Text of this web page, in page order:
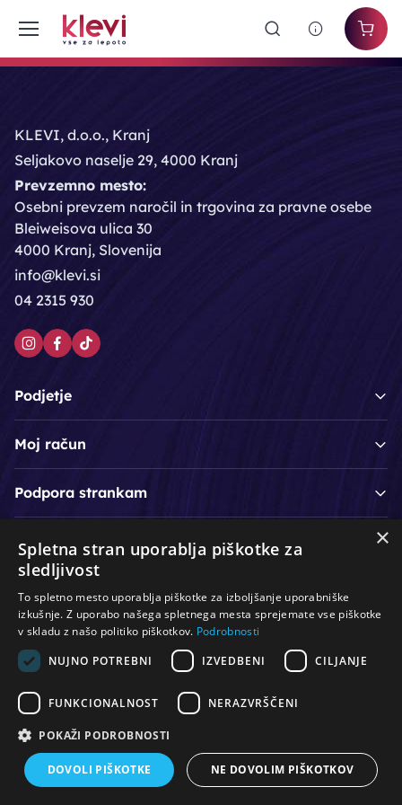
KLEVI, d.o.o., Kranj
Seljakovo naselje 29, 4000 Kranj
Prevzemno mesto:
Osebni prevzem naročil in trgovina za pravne osebe
Bleiweisova ulica 30
4000 Kranj, Slovenija
info@klevi.si
04 2315 930
Podjetje
Moj račun
Podpora strankam
Lasje & nega las Roke & nohti /
Oprema za salone / Čistoča & zaščita / Ostalo
×
Spletna stran uporablja piškotke za
sledljivost
To spletno mesto uporablja piškotke za izboljšanje uporabniške
izkušnje. Z uporabo našega spletnega mesta sprejemate vse piškotke
v skladu z našo politiko piškotkov. Podrobnosti
NUJNO POTREBNI
IZVEDBENI CILJANJE
FUNKCIONALNOST NERAZVRŠČENI
POKAŽI PODROBNOSTI
DOVOLI PIŠKOTKE NE DOVOLIM PIŠKOTKOV